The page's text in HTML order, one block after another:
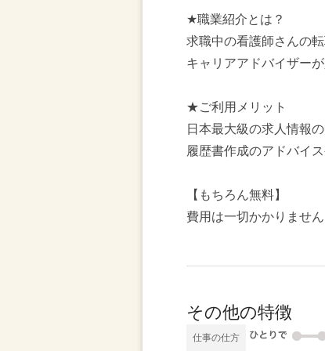
★職業紹介とは？
求職中の看護師さんの
キャリアアドバイザー
★ご利用メリット
日本最大級の求人情報
履歴書作成のアドバイ
【もちろん無料】
費用は一切かかりません
その他の特徴
仕事の仕方